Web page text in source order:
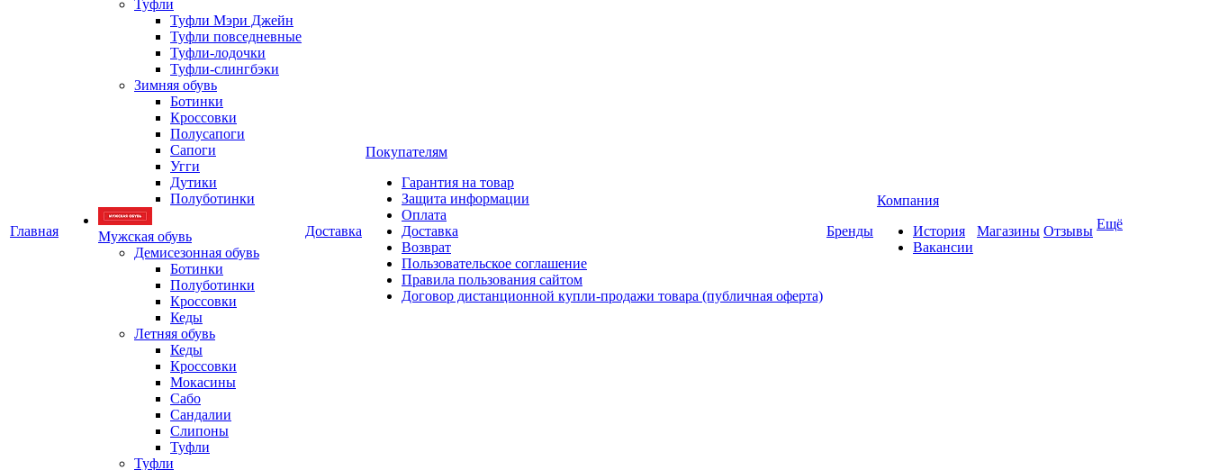
Главная
Туфли
Туфли Мэри Джейн
Туфли повседневные
Туфли-лодочки
Туфли-слингбэки
Зимняя обувь
Ботинки
Кроссовки
Полусапоги
Сапоги
Угги
Дутики
Полуботинки
Мужская обувь
Демисезонная обувь
Ботинки
Полуботинки
Кроссовки
Кеды
Летняя обувь
Кеды
Кроссовки
Мокасины
Сабо
Сандалии
Слипоны
Туфли
Туфли
Доставка
Покупателям
Гарантия на товар
Защита информации
Оплата
Доставка
Возврат
Пользовательское соглашение
Правила пользования сайтом
Договор дистанционной купли-продажи товара (публичная оферта)
Бренды
Компания
История
Вакансии
Магазины Отзывы Ещё